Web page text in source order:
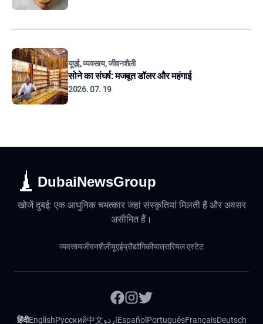
यूएई, व्यवसाय, जीवनशैली
सोने का संघर्ष: मजबूत डॉलर और महंगाई
2026. 07. 19
DubaiNewsGroup
खोजें दुबई: एक आधुनिक चमत्कार जहां संस्कृतियां मिलती हैं और अवसर
असीमित हैं।
व्यवसायजीवनशैलीयूएईप्रौद्योगिकीयात्रारियल एस्टेट
हिंदीEnglishРусский中文اردوEspañol PortuguêsFrançaisDeutsch